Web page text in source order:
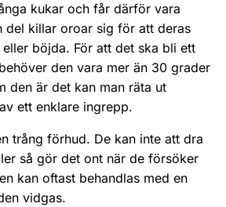
kukar och får därför vara
del killar oroar sig för att deras
böjda. För att det ska bli ett
den vara mer än 30 grader
den är det kan man räta ut
ett enklare ingrepp.
trång förhud. De kan inte att dra
så gör det ont när de försöker
kan oftast behandlas med en
vidgas.